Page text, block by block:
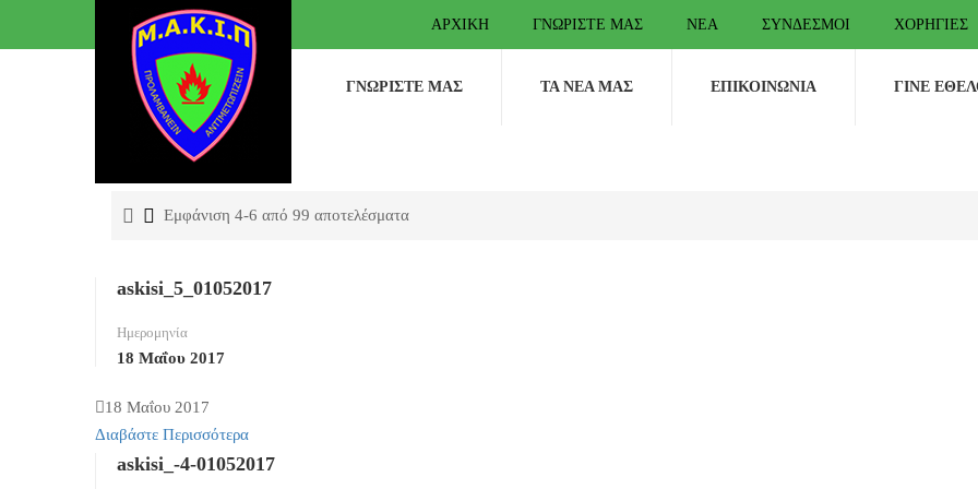
ΑΡΧΙΚΉ ΓΝΩΡΊΣΤΕ ΜΑΣ ΝΈΑ ΣΎΝΔΕΣΜΟΙ ΧΟΡΗΓΊΕΣ
ΓΝΩΡΊΣΤΕ ΜΑΣ ΤΑ ΝΈΑ ΜΑΣ ΕΠΙΚΟΙΝΩΝΊΑ ΓΊΝΕ
Εμφάνιση 4-6 από 99 αποτελέσματα
askisi_5_01052017
Ημερομηνία
18 Μαΐου 2017
18 Μαΐου 2017
Διαβάστε Περισσότερα
askisi_-4-01052017